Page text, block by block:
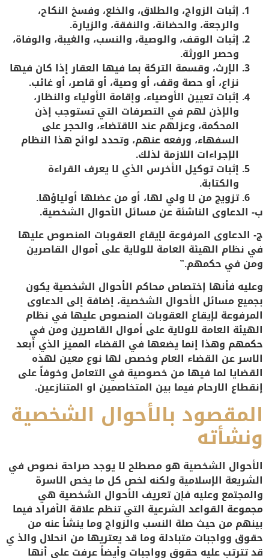
إثبات الزواج، والطلاق، والخلع، وفسخ النكاح،
والرجعة، والحضانة، والنفقة، والزيارة.
إثبات الوقف، والوصية، والنسب، والغيبة، والوفاة،
وحصر الورثة.
الإرث، وقسمة التركة بما فيها العقار إذا كان فيها
نزاع، أو حصة وقف، أو وصية، أو قاصر، أو غائب.
إثبات تعيين الأوصياء، وإقامة الأولياء والنظار،
والإذن لهم في التصرفات التي تستوجب إذن
المحكمة، وعزلهم عند الاقتضاء، والحجر على
السفهاء، ورفعه عنهم، وتحدد لوائح هذا النظام
الإجراءات اللازمة لذلك.
إثبات توكيل الأخرس الذي لا يعرف القراءة
والكتابة.
تزويج من لا ولي لها، أو من عضلها أولياؤها.
ب- الدعاوى الناشئة عن مسائل الأحوال الشخصية.
ج- الدعاوى المرفوعة لإيقاع العقوبات المنصوص عليها
في نظام الهيئة العامة للولاية على أموال القاصرين
ومن في حكمهم.”
وعليه فأنها إختصاص محاكم الأحوال الشخصية يكون
بجميع مسائل الأحوال الشخصية، إضافة إلى الدعاوى
المرفوعة لإيقاع العقوبات المنصوص عليها في نظام
الهيئة العامة للولاية على أموال القاصرين ومن في
حكمهم وهذا إنما يضعها في القضاء المميز الذي أبعد
الاسر عن القضاء العام وخصص لها نوع معين لهذه
القضايا لما فيها من خصوصية في التعامل وخوفاً على
إنقطاع الارحام فيما بين المتخاصمين او المتنازعين.
المقصود بالأحوال الشخصية
ونشأته
الأحوال الشخصية هو مصطلح لا يوجد صراحة نصوص في
الشريعة الإسلامية ولكنه لخص كل ما يخص الاسرة
والمجتمع وعليه فإن تعريف الأحوال الشخصية هي
مجموعة القواعد الشرعية التي تنظم علاقة الأفراد فيما
بينهم من حيث صلة النسب والزواج وما ينشأ عنه من
حقوق وواجبات متبادلة وما قد يعتريها من انحلال والذ ي
قد تترتب عليه حقوق وواجبات وأيضاً عرفت على أنها